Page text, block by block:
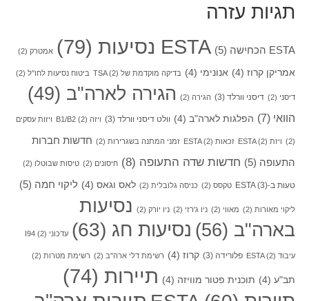
תגיות עזרה
ESTA הכחישה (5) ESTA נסיעות (79) אמטרק (2)
אמריקן קרוז (4) אנונימי (4) בדיקה מוקדמת של TSA (2) ביטוח נסיעות לחו"ל (2)
דיסני (2) דיסני וורלד (3) הגירה (2) הגירה לארה"ב (49)
הוואי (7) הפלגות לארה"ב (4) וולט דיסני וורלד (3) ויזה B1/B2 (2) ויזות עסקים
(2) ויזת ESTA (2) זכאות ESTA (2) זמני המתנה בשגרירות (2)
חדשות חברות
התעופה (5) חדשות שדה התעופה (8) חיסונים (2) טיסות שבוטלו (2)
טעות ב-ESTA(3) טקסס (2) כניסה גלובלית (2) לאס וגאס (4) ליקוי חמה (5)
ליקוי מאורות (2) מאווי (2) ניו ג'רזי (2) ניו יורק (2)
נסיעות
בארה"ב (56) נסיעות חג (63) עדכוני I94 (2)
עיבוד ESTA (2) פלורידה (3) קרוז (4) רשימת דלי ארה"ב (2) רשימת מטרות (2)
תב"ע (4) תוכנית פטור מוויזה (4) תיירות (74)